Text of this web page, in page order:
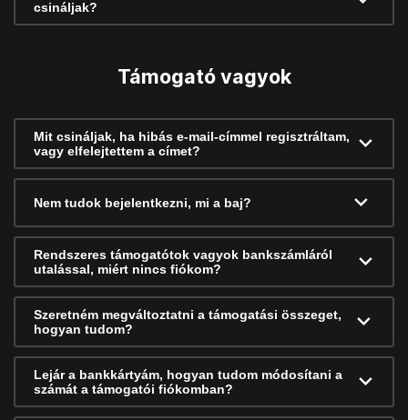
csináljak?
Támogató vagyok
Mit csináljak, ha hibás e-mail-címmel regisztráltam,
vagy elfelejtettem a címet?
Nem tudok bejelentkezni, mi a baj?
Rendszeres támogatótok vagyok bankszámláról
utalással, miért nincs fiókom?
Szeretném megváltoztatni a támogatási összeget,
hogyan tudom?
Lejár a bankkártyám, hogyan tudom módosítani a
számát a támogatói fiókomban?